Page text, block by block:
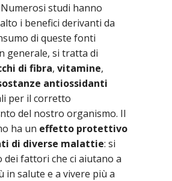
studi hanno
i benefici derivanti da
di queste fonti
generale, si tratta di
di fibra, vitamine,
antiossidanti
per il corretto
del nostro organismo. Il
ha un effetto protettivo
di diverse malattie: si
fattori che ci aiutano a
in salute e a vivere più a